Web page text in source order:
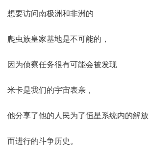
想要访问南极洲和非洲的
爬虫族皇家基地是不可能的，
因为侦察任务很有可能会被发现
米卡是我们的宇宙表亲，
他分享了他的人民为了恒星系统内的解放
而进行的斗争历史。